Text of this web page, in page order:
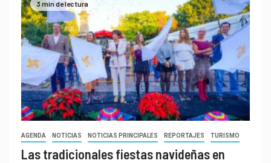
3 min de lectura
AGENDA NOTICIAS NOTICIAS PRINCIPALES REPORTAJES TURISMO
Las tradicionales fiestas navideñas en